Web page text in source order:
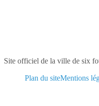
Site officiel de la ville de six
Plan du siteMentions